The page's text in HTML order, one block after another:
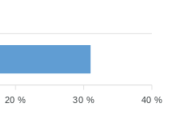
40 %
30 %
20 %